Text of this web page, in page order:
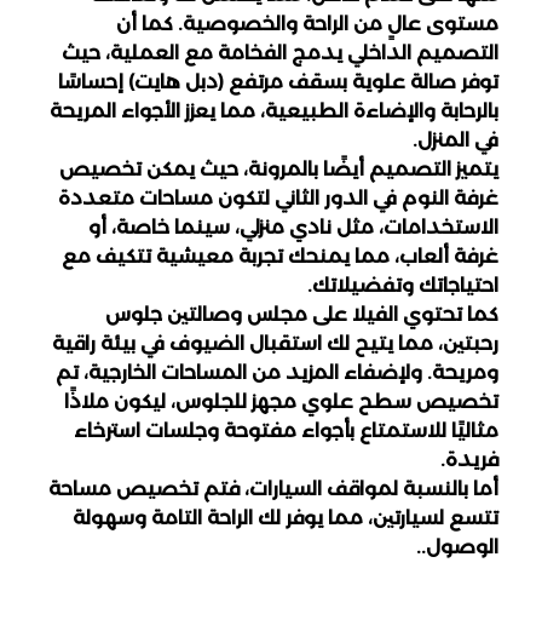
مستوى عالٍ من الراحة والخصوصية. كما أن
التصميم الداخلي يدمج الفخامة مع العملية، حيث
توفر صالة علوية بسقف مرتفع (دبل هايت) إحساسًا
بالرحابة والإضاءة الطبيعية، مما يعزز الأجواء المريحة
في المنزل.
يتميز التصميم أيضًا بالمرونة، حيث يمكن تخصيص
غرفة النوم في الدور الثاني لتكون مساحات متعددة
الاستخدامات، مثل نادي منزلي، سينما خاصة، أو
غرفة ألعاب، مما يمنحك تجربة معيشية تتكيف مع
احتياجاتك وتفضيلاتك.
كما تحتوي الفيلا على مجلس وصالتين جلوس
رحبتين، مما يتيح لك استقبال الضيوف في بيئة راقية
ومريحة. ولإضفاء المزيد من المساحات الخارجية، تم
تخصيص سطح علوي مجهز للجلوس، ليكون ملاذًا
مثاليًا للاستمتاع بأجواء مفتوحة وجلسات استرخاء
فريدة.
أما بالنسبة لمواقف السيارات، فتم تخصيص مساحة
تتسع لسيارتين، مما يوفر لك الراحة التامة وسهولة
الوصول..